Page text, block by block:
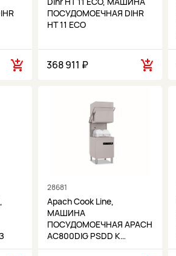
ПОСУДОМОЕЧНАЯ DIHR
HT 11 ECO
368 911 ₽
28681
Apach Cook Line,
МАШИНА
ПОСУДОМОЕЧНАЯ APACH
AC800DIG PSDD К…